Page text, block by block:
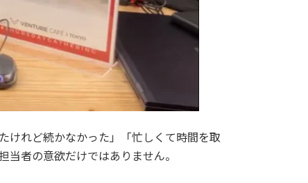
けれど続かなかった」「忙しくて時間を取
者の意欲だけではありません。